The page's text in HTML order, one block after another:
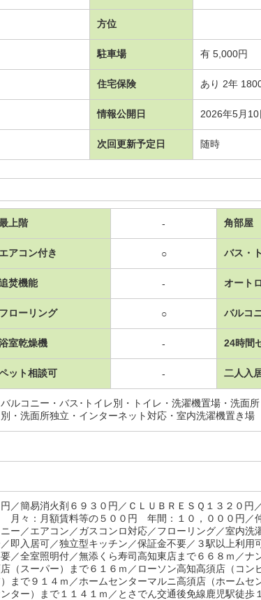
方位
駐車場 有 5,000円
住宅保険 あり 2年
情報公開日 2026年5月10
次回更新予定日 随時
上階 - 角部屋
エアコン付き ○ バス・
焚機能 - オート
フローリング ○ バルコ
室乾燥機 - 24時間
ット相談可 - 二人入
ルコニー・バス･トイレ別・トイレ・洗濯機置場・洗面
・洗面所独立・インターネット対応・室内洗濯機置き場
／簡易消火剤６９３０円／ＣＬＵＢＲＥＳＱ１３２０円
月々：月額賃料等の５００円 年間：１０，０００円／
ー／エアコン／ガスコンロ対応／フローリング／室内
即入居可／独立型キッチン／保証金不要／３駅以上利
／全室照明付／無添くら寿司高知東店まで６６８ｍ／ナ
（スーパー）まで６１６ｍ／ローソン高知高須店（コ
まで９１４ｍ／ホームセンターマルニ高須店（ホームセ
ター）まで１１４１ｍ／とさでん交通後免線鹿児駅徒